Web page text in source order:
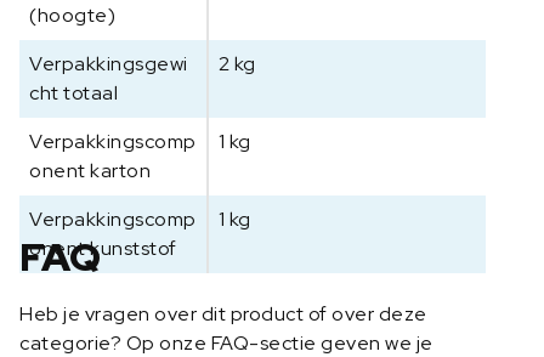
(hoogte)
Verpakkingsgewi
cht totaal
2 kg
Verpakkingscomp
onent karton
1 kg
Verpakkingscomp
onent kunststof
1 kg
FAQ
Heb je vragen over dit product of over deze
categorie? Op onze FAQ-sectie geven we je